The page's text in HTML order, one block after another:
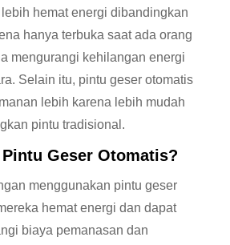
hemat energi dibandingkan
hanya terbuka saat ada orang
mengurangi kehilangan energi
Selain itu, pintu geser otomatis
lebih karena lebih mudah
pintu tradisional.
Geser Otomatis?
menggunakan pintu geser
hemat energi dan dapat
biaya pemanasan dan